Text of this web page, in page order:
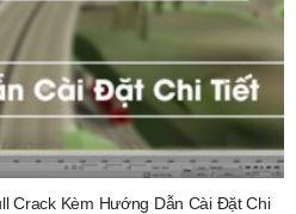
Crack Kèm Hướng Dẫn Cài Đặt Chi